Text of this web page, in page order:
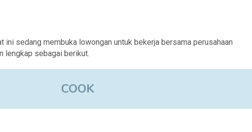
ini sedang membuka lowongan untuk bekerja bersama perusahaan
lengkap sebagai berikut.
COOK